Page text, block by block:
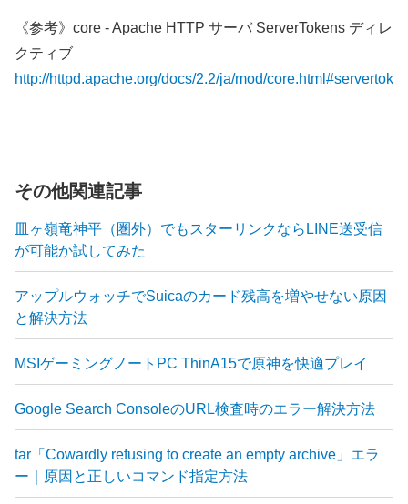
《参考》core - Apache HTTP サーバ ServerTokens ディレ
クティブ
http://httpd.apache.org/docs/2.2/ja/mod/
その他関連記事
皿ヶ嶺竜神平（圏外）でもスターリンクならLINE送受信
が可能か試してみた
アップルウォッチでSuicaのカード残高を増やせない原因
と解決方法
MSIゲーミングノートPC ThinA15で原神を快適プレイ
Google Search ConsoleのURL検査時のエラー解決方法
tar「Cowardly refusing to create an empty archive」エラ
ー｜原因と正しいコマンド指定方法